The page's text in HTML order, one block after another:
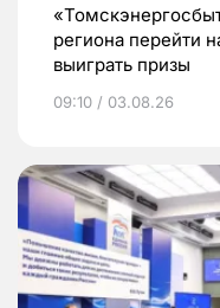
региона перейти
выиграть призы
09:10 / 03.08.26